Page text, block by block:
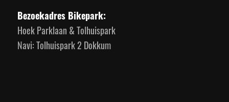
Bezoekadres Bikepark:
Hoek Parklaan & Tolhuispark
Navi: Tolhuispark 2 Dokkum